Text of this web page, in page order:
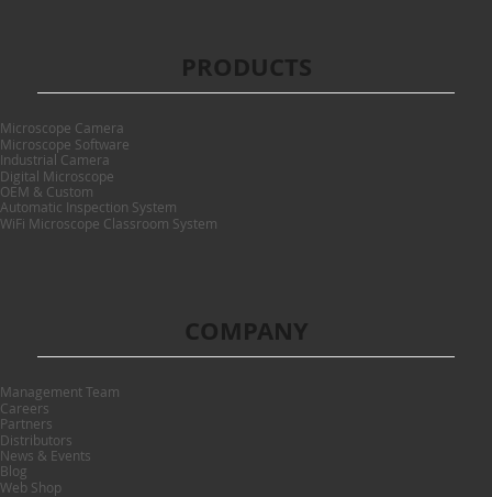
Microscope Camera
Microscope Software
Industrial Camera
Digital Microscope
OEM & Custom
Automatic Inspection System
WiFi Microscope Classroom System
PRODUCTS
Management Team
Careers
Partners
Distributors
News & Events
Blog
Web Shop
COMPANY